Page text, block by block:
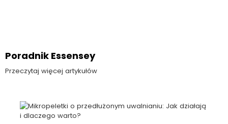
Poradnik Essensey
Przeczytaj więcej artykułów